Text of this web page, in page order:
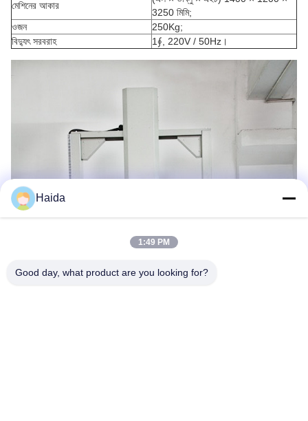
মেশিনের আকার
3250 মিমি;
ওজন
250Kg;
বিদ্যুৎ সরবরাহ
1∮, 220V / 50Hz।
Haida
1:49 PM
Good day, what product are you looking for?